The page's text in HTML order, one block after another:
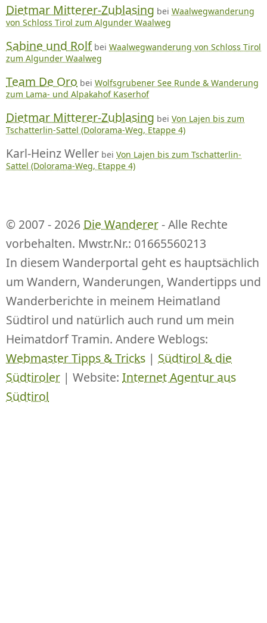
Dietmar Mitterer-Zublasing bei Waalwegwanderung
von Schloss Tirol zum Algunder Waalweg
Sabine und Rolf bei Waalwegwanderung von Schloss Tirol
zum Algunder Waalweg
Team De Oro bei Wolfsgrubener See Runde & Wanderung
zum Lama- und Alpakahof Kaserhof
Dietmar Mitterer-Zublasing bei Von Lajen bis zum
Tschatterlin-Sattel (Dolorama-Weg, Etappe 4)
Karl-Heinz Weller bei Von Lajen bis zum Tschatterlin-
Sattel (Dolorama-Weg, Etappe 4)
© 2007 - 2026 Die Wanderer- Alle Rechte
vorbehalten. Mwstr.Nr.: 01665560213
In diesem Wanderportal geht es hauptsächlich
um Wandern, Wanderungen, Wandertipps und
Wanderberichte in meinem Heimatland
Südtirol und natürlich auch rund um mein
Heimatdorf Tramin. Andere Weblogs:
Webmaster Tipps & Tricks | Südtirol & die
Südtiroler | Website: Internet Agentur aus
Südtirol